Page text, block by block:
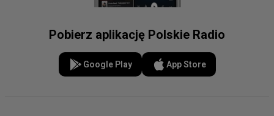
Pobierz aplikację Polskie Radio
Google Play App Store